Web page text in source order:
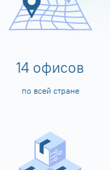
14 офисов
по всей стране